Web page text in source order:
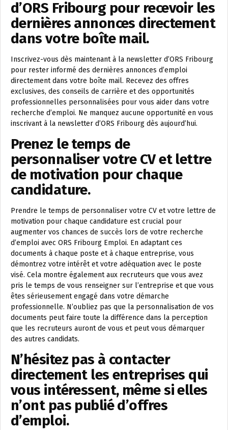
d’ORS Fribourg pour recevoir les
dernières annonces directement
dans votre boîte mail.
Inscrivez-vous dès maintenant à la newsletter d’ORS Fribourg
pour rester informé des dernières annonces d’emploi
directement dans votre boîte mail. Recevez des offres
exclusives, des conseils de carrière et des opportunités
professionnelles personnalisées pour vous aider dans votre
recherche d’emploi. Ne manquez aucune opportunité en vous
inscrivant à la newsletter d’ORS Fribourg dès aujourd’hui.
Prenez le temps de
personnaliser votre CV et lettre
de motivation pour chaque
candidature.
Prendre le temps de personnaliser votre CV et votre lettre de
motivation pour chaque candidature est crucial pour
augmenter vos chances de succès lors de votre recherche
d’emploi avec ORS Fribourg Emploi. En adaptant ces
documents à chaque poste et à chaque entreprise, vous
démontrez votre intérêt et votre adéquation avec le poste
visé. Cela montre également aux recruteurs que vous avez
pris le temps de vous renseigner sur l’entreprise et que vous
êtes sérieusement engagé dans votre démarche
professionnelle. N’oubliez pas que la personnalisation de vos
documents peut faire toute la différence dans la perception
que les recruteurs auront de vous et peut vous démarquer
des autres candidats.
N’hésitez pas à contacter
directement les entreprises qui
vous intéressent, même si elles
n’ont pas publié d’offres
d’emploi.